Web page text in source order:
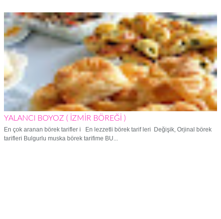
YALANCI BOYOZ ( İZMİR BÖREĞİ )
En çok aranan börek tarifler i En lezzetli börek tarif leri Değişik, Orjinal börek
tarifleri Bulgurlu muska börek tarifime BU...